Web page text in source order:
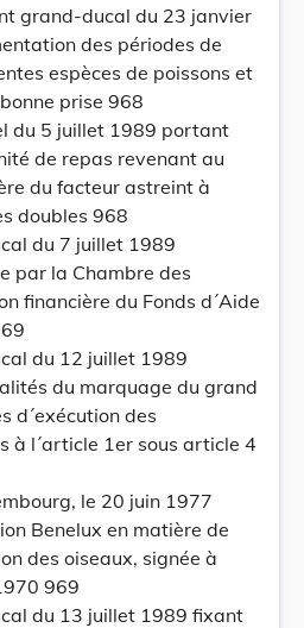
grand-ducal du 23 janvier
des périodes de
espèces de poissons et
prise 968
du 5 juillet 1989 portant
de repas revenant au
du facteur astreint à
doubles 968
du 7 juillet 1989
par la Chambre des
financière du Fonds d´Aide
du 12 juillet 1989
du marquage du grand
d´exécution des
à l´article 1er sous article 4
le 20 juin 1977
Benelux en matière de
des oiseaux, signée à
969
du 13 juillet 1989 fixant